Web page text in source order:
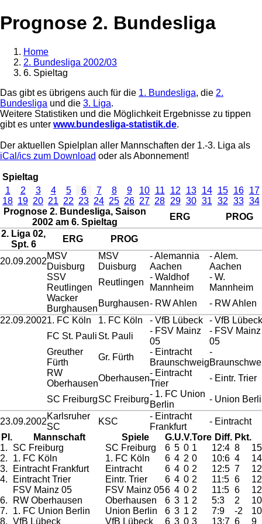
Prognose 2. Bundesliga
Home
2. Bundesliga 2002/03
6. Spieltag
Das gibt es übrigens auch für die 1. Bundesliga, die 2.
Bundesliga und die 3. Liga.
Weitere Statistiken und die Möglichkeit Ergebnisse zu tippen
gibt es unter www.bundesliga-statistik.de.
Der aktuellen Spielplan aller Mannschaften der 1.-3. Liga als
iCal/ics zum Download oder als Abonnement!
Spieltag
1
2 3 4 5 6 7 8 9 10 11 12 13 14 15 16
17
18 19 20 21 22 23 24 25 26 27 28 29 30 31 32 33 34
Prognose 2. Bundesliga, Saison
2002 am 6. Spieltag
ERG
PROG
2. Liga 02,
Spt. 6
ERG PROG
20.09.2002
MSV
Duisburg
MSV
Duisburg
- Alemannia
Aachen
- Alem.
Aachen
SSV
Reutlingen
Reutlingen
- Waldhof
Mannheim
- W.
Mannheim
Wacker
Burghausen
Burghausen- RW Ahlen
- RW Ahlen
22.09.20021. FC Köln 1. FC Köln - VfB Lübeck
- VfB Lübeck
FC St. Pauli St. Pauli
- FSV Mainz
05
- FSV Mainz
05
Greuther
Fürth
Gr. Fürth
- Eintracht
Braunschweig
-
RW
Oberhausen
Oberhausen
- Eintracht
Trier
- Eintr. Trier
SC FreiburgSC Freiburg
- 1. FC Union
Berlin
- Union
23.09.2002
Karlsruher
SC
KSC
- Eintracht
Frankfurt
- Eintracht
Pl.
Mannschaft Spiele G.U.V.Tore Diff. Pkt.
1.
SC Freiburg SC Freiburg 6 5 0 1 12:4 8
15
2.
1. FC Köln 1. FC Köln 6 4 2 0 10:6 4
14
3.
Eintracht Frankfurt Eintracht 6 4 0 2 12:5 7
12
4.
Eintracht Trier Eintr. Trier 6 4 0 2 11:5 6
12
FSV Mainz 05
FSV Mainz 056 4 0 2 11:5 6
12
6.
RW Oberhausen Oberhausen 6 3 1 2 5:3 2
10
7.
1. FC Union Berlin Union Berlin 6 3 1 2 7:9 -2
10
8. VfB Lübeck VfB Lübeck 6 3 0 3 13:7 6 9